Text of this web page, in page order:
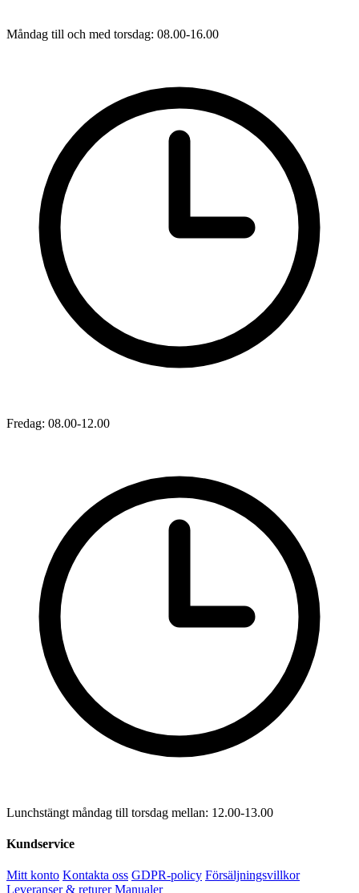
Måndag till och med torsdag: 08.00-16.00
Fredag: 08.00-12.00
Lunchstängt måndag till torsdag mellan: 12.00-13.00
Kundservice
Mitt konto Kontakta oss GDPR-policy Försäljningsvillkor
Leveranser & returer Manualer